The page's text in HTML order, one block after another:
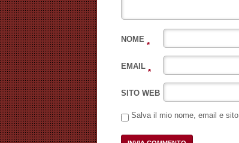
NOME
*
EMAIL
*
SITO WEB
Salva il mio nome, email e